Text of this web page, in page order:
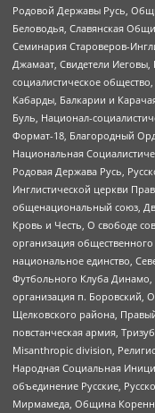
Родовой Державы Русь,
Беловодья, Славянская
Семинария Староверов-
Джамаат, Свидетели
социалистическое
Кабарды, Балкарии и
Буль, Национал-
Формат-18, Благородный
Национальная
Родовая Держава Русь,
Инглистической церкви
общенациональный союз,
Кровь и Честь, О свободе
организация
национальное единство,
Футбольного Клуба Динамо,
организация п. Боровский,
Щелковского района,
повстанческая армия,
Misanthropic division,
Народная Социальная
объединение Русские,
Мирмамеда, Община